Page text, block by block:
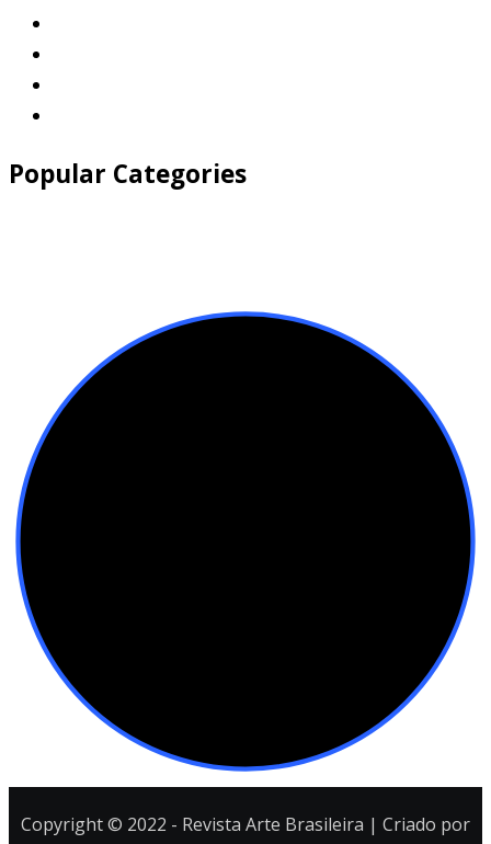
Popular Categories
Copyright © 2022 - Revista Arte Brasileira | Criado por